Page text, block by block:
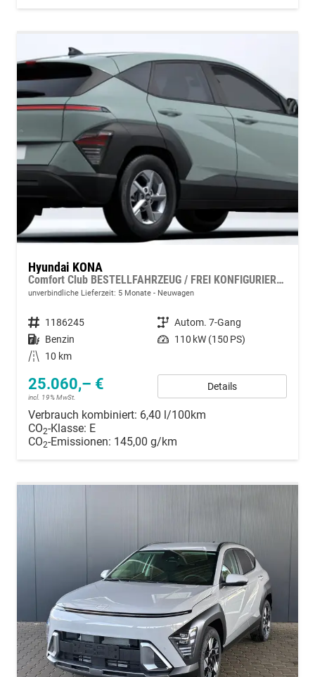
Hyundai KONA
Comfort Club BESTELLFAHRZEUG / FREI KONFIGURIERBAR
unverbindliche Lieferzeit: 5 Monate Neuwagen
Fahrzeugnummer 1186245 Getriebe Autom. 7-Gang
Kraftstoff Benzin Leistung 110 kW (150 PS)
Kilometerstand
10 km
25.060,– €
incl. 19% MwSt.
Details
Verbrauch kombiniert: 6,40 l/100km
CO2-Klasse: E
CO2-Emissionen: 145,00 g/km